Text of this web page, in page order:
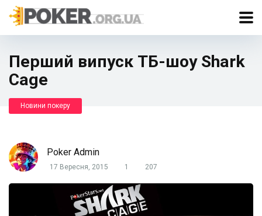
Перший випуск ТБ-шоу Shark
Cage
Новини покеру
Poker Admin
17 Вересня, 2015 1 207